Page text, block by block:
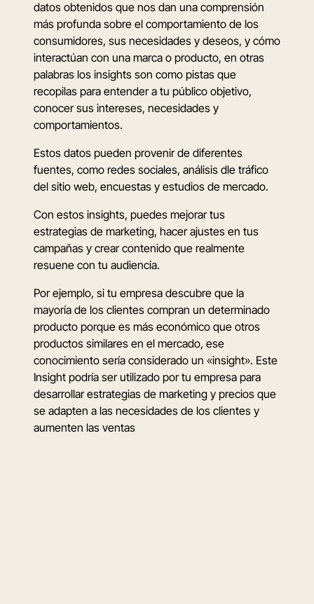
datos obtenidos que nos dan una comprensión
más profunda sobre el comportamiento de los
consumidores, sus necesidades y deseos, y cómo
interactúan con una marca o producto, en otras
palabras los insights son como pistas que
recopilas para entender a tu público objetivo,
conocer sus intereses, necesidades y
comportamientos.
Estos datos pueden provenir de diferentes
fuentes, como redes sociales, análisis dle tráfico
del sitio web, encuestas y estudios de mercado.
Con estos insights, puedes mejorar tus
estrategias de marketing, hacer ajustes en tus
campañas y crear contenido que realmente
resuene con tu audiencia.
Por ejemplo, si tu empresa descubre que la
mayoría de los clientes compran un determinado
producto porque es más económico que otros
productos similares en el mercado, ese
conocimiento sería considerado un «insight». Este
Insight podría ser utilizado por tu empresa para
desarrollar estrategias de marketing y precios que
se adapten a las necesidades de los clientes y
aumenten las ventas